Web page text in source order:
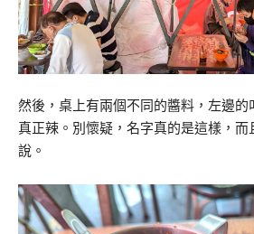
然後，桌上有兩個不同的醬料，左邊的
真正辣。別懷疑，名字真的是這樣，而
說。